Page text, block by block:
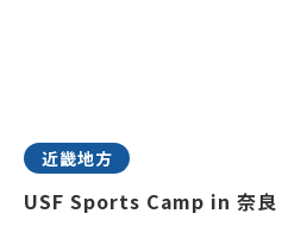
近畿地方
USF Sports Camp in 奈